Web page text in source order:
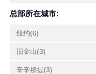
总部所在城市:
纽约(6)
旧金山(3)
辛辛那提(3)